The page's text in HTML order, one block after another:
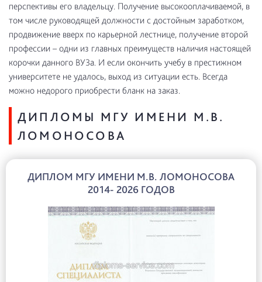
перспективы его владельцу. Получение высокооплачиваемой, в
том числе руководящей должности с достойным заработком,
продвижение вверх по карьерной лестнице, получение второй
профессии – одни из главных преимуществ наличия настоящей
корочки данного ВУЗа. И если окончить учебу в престижном
университете не удалось, выход из ситуации есть. Всегда
можно недорого приобрести бланк на заказ.
ДИПЛОМЫ МГУ ИМЕНИ М.В.
ЛОМОНОСОВА
ДИПЛОМ МГУ ИМЕНИ М.В. ЛОМОНОСОВА
2014- 2026 ГОДОВ